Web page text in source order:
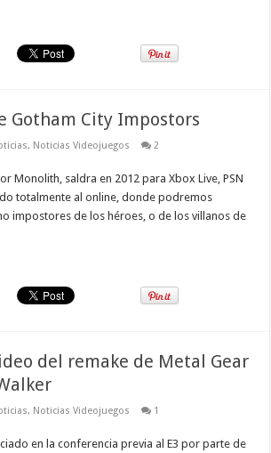
Gotham City Impostors
, Noticias Videojuegos 2
Monolith, saldra en 2012 para Xbox Live, PSN
totalmente al online, donde podremos
impostores de los héroes, o de los villanos de
del remake de Metal Gear
, Noticias Videojuegos 1
en la conferencia previa al E3 por parte de